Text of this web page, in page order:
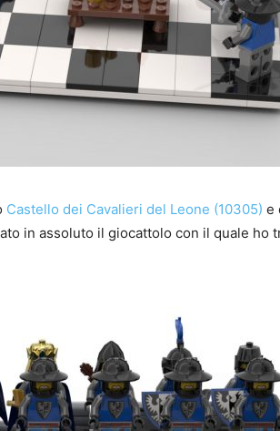
Castello dei Cavalieri del Leone (10305) e
in assoluto il giocattolo con il quale ho